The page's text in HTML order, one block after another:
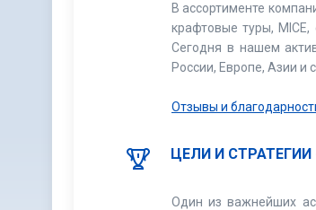
В ассортименте
крафтовые туры,
Сегодня в нашем
России, Европе, Азии и
Отзывы и
ЦЕЛИ И
Один из важнейших